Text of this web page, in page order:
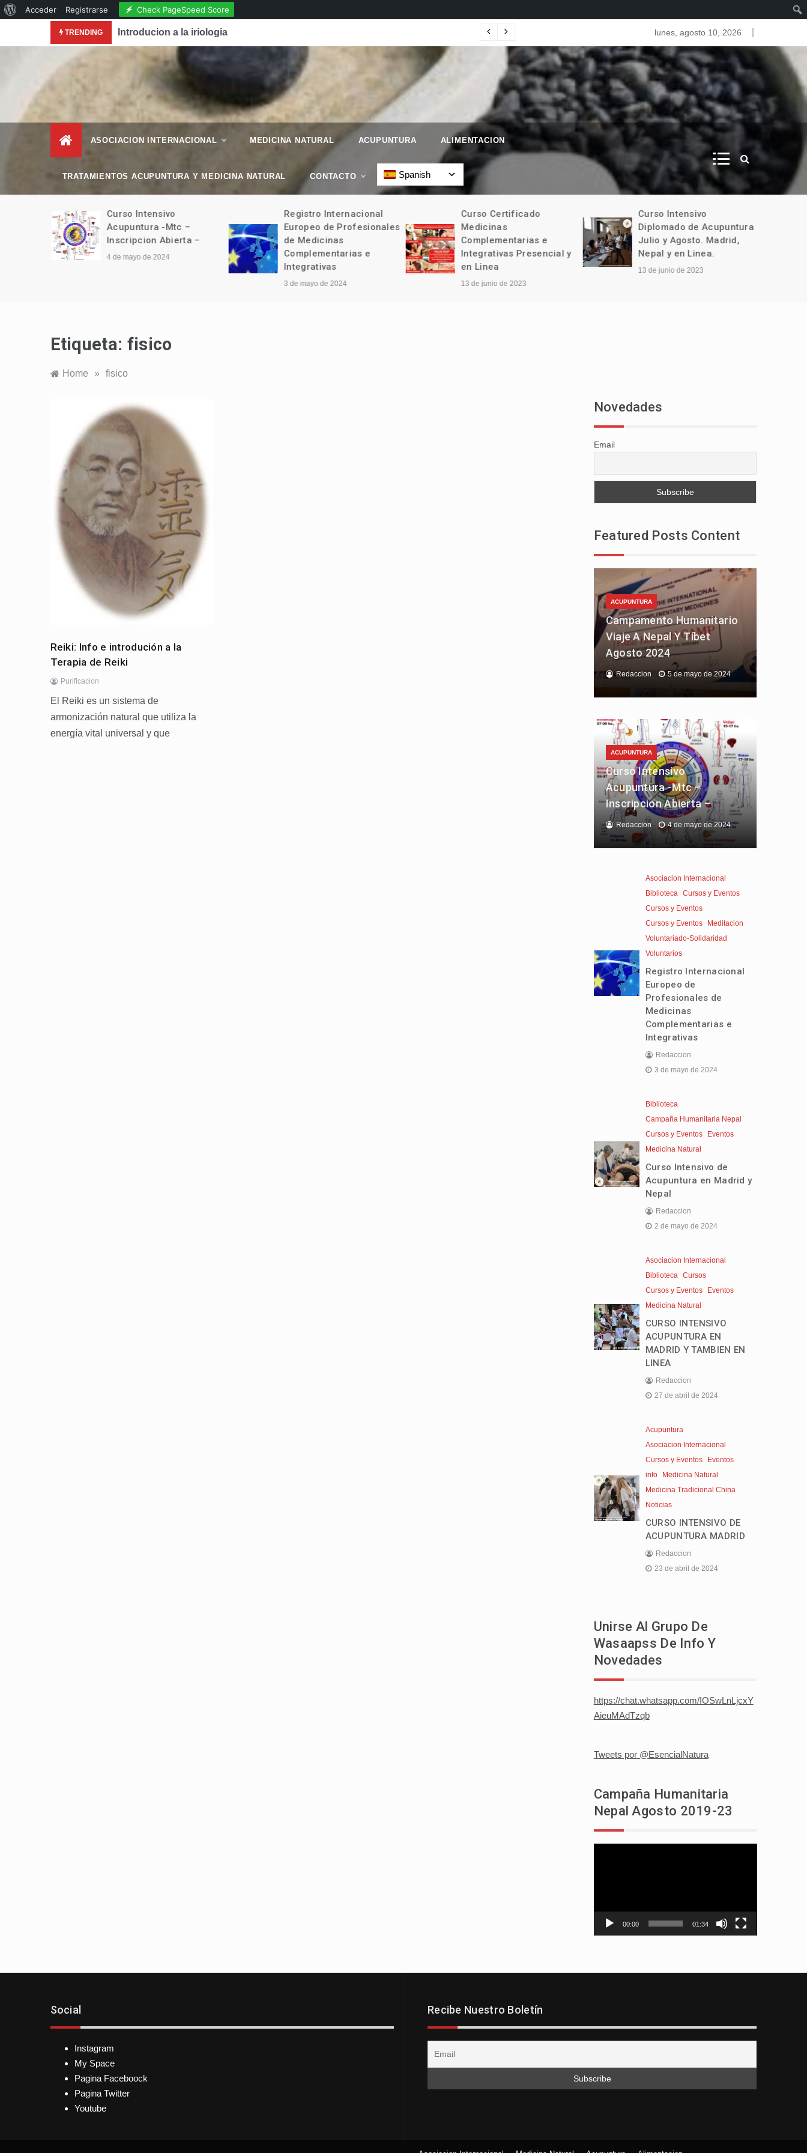
Acerca
WordPress
Acceder Registrarse Check PageSpeed Score
TRENDING
. Reconocimiento de la Acupuntura en la Revista National Geographic.
Introducion a la iriologia lunes, agosto 10, 2026
– Esencial Natura
–
Revista de Vida Natural
ASOCIACION INTERNACIONAL MEDICINA NATURAL ACUPUNTURA ALIMENTACION
TRATAMIENTOS ACUPUNTURA Y MEDICINA NATURAL CONTACTO Spanish
Curso Intensivo
Acupuntura -Mtc –
Inscripcion Abierta –
4 de mayo de 2024
Registro Internacional
Europeo de Profesionales
de Medicinas
Complementarias e
Integrativas
3 de mayo de 2024
Curso Certificado
Medicinas
Complementarias e
Integrativas Presencial y
en Linea
13 de junio de 2023
Curso Intensivo
Diplomado de Acupuntura
Julio y Agosto. Madrid,
Nepal y en Linea.
13 de junio de 2023
Etiqueta: fisico
Home » fisico
Reiki: Info e introdución a la
Terapia de Reiki
Purificacion
El Reiki es un sistema de
armonización natural que utiliza la
energía vital universal y que
Novedades
Email
Featured Posts Content
ACUPUNTURA
Campamento Humanitario
Viaje A Nepal Y Tíbet
Agosto 2024
Redaccion 5 de mayo de 2024
ACUPUNTURA
Curso Intensivo
Acupuntura -Mtc –
Inscripcion Abierta –
Redaccion 4 de mayo de 2024
Asociacion Internacional
Biblioteca Cursos y Eventos
Cursos y Eventos
Cursos y Eventos
Meditacion
Voluntariado-Solidaridad
Voluntarios
Registro Internacional
Europeo de
Profesionales de
Medicinas
Complementarias e
Integrativas
Redaccion
3 de mayo de 2024
Biblioteca
Campaña Humanitaria Nepal
Cursos y Eventos
Eventos
Medicina Natural
Curso Intensivo de
Acupuntura en Madrid y
Nepal
Redaccion
2 de mayo de 2024
Asociacion Internacional
Biblioteca Cursos
Cursos y Eventos
Eventos
Medicina Natural
CURSO INTENSIVO
ACUPUNTURA EN
MADRID Y TAMBIEN EN
LINEA
Redaccion
27 de abril de 2024
Acupuntura
Asociacion Internacional
Cursos y Eventos
Eventos
info
Medicina Natural
Medicina Tradicional China
Noticias
CURSO INTENSIVO DE
ACUPUNTURA MADRID
Redaccion
23 de abril de 2024
Unirse Al Grupo De
Wasaapss De Info Y
Novedades
https://chat.whatsapp.com/IOSwLnLjcxY
AieuMAdTzqb
Tweets por @EsencialNatura
Campaña Humanitaria
Nepal Agosto 2019-23
00:00 01:34
Social
Instagram
My Space
Pagina Faceboock
Pagina Twitter
Youtube
Recibe Nuestro Boletín